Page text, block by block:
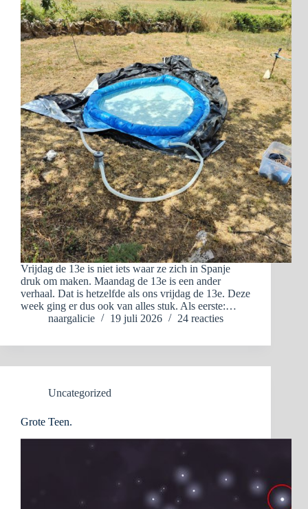
Vrijdag de 13e is niet iets waar ze zich in Spanje
druk om maken. Maandag de 13e is een ander
verhaal. Dat is hetzelfde als ons vrijdag de 13e. Deze
week ging er dus ook van alles stuk. Als eerste:…
naargalicie
19 juli 2026 24 reacties
Uncategorized
Grote Teen.